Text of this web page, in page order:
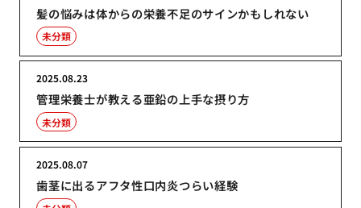
髪の悩みは体からの栄養不足のサインかもしれない
未分類
管理栄養士が教える亜鉛の上手な摂り方
2025.08.23
未分類
歯茎に出るアフタ性口内炎つらい経験
2025.08.07